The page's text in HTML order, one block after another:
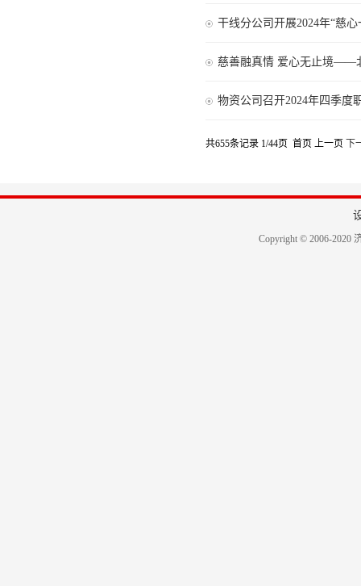
干线分公司开展2024年“慈
慈善融真情 爱心无止境——
物资公司召开2024年四季度
共655条记录 1/44页 首页 上一页 下
Copyright © 2006-2020